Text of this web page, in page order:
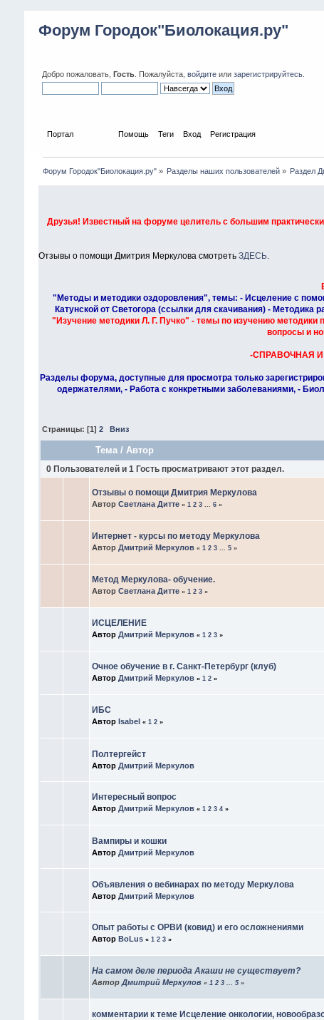
Форум Городок"Биолокация.ру"
Добро пожаловать, Гость. Пожалуйста, войдитеили зарегистрируйтесь.
Портал Помощь Теги Вход Регистрация
Форум Городок"Биолокация.ру"» Разделы наших пользователей » Раздел
Друзья! Известный на форуме целитель с большим
Отзывы о помощи Дмитрия Меркулова смотреть ЗДЕСЬ.
"Методы и методики оздоровления", темы: - Исцеление с
Катунской от Светогора (ссылки для скачивания) - Методика
"Изучение методики Л. Г. Пучко" - темы по изучению
вопросы и
-СПРАВОЧНАЯ
Разделы форума, доступные для просмотра только
одержателями, - Работа с конкретными заболеваниями, -
Страницы: [1] 2 Вниз
Тема/ Автор
0 Пользователей и 1 Гость просматривают этот раздел.
Отзывы о помощи Дмитрия Меркулова
Автор Светлана Дитте « 1 2 3 6»
Интернет - курсы по методу Меркулова
Автор Дмитрий Меркулов « 1 2 3 5»
Метод Меркулова- обучение.
Автор Светлана Дитте « 1 2 3»
ИСЦЕЛЕНИЕ
Автор Дмитрий Меркулов « 1 2 3»
Очное обучение в г. Санкт-Петербург (клуб)
Автор Дмитрий Меркулов « 1 2»
ИБС
Автор Isabel « 1 2»
Полтергейст
Автор Дмитрий Меркулов
Интересный вопрос
Автор Дмитрий Меркулов « 1 2 3 4»
Вампиры и кошки
Автор Дмитрий Меркулов
Объявления о вебинарах по методу Меркулова
Автор Дмитрий Меркулов
Опыт работы с ОРВИ (ковид) и его осложнениями
Автор BoLus « 1 2 3»
На самом деле периода Акаши не существует?
Автор Дмитрий Меркулов « 1 2 3 5»
комментарии к теме Исцеление онкологии,